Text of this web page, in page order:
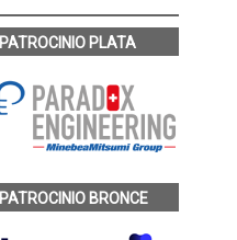
PATROCINIO PLATA
PATROCINIO BRONCE